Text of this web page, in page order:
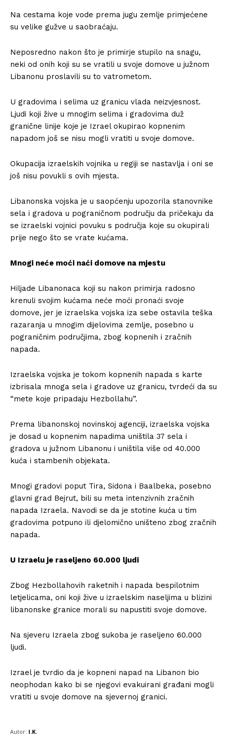
Na cestama koje vode prema jugu zemlje primjećene
su velike gužve u saobraćaju.
Neposredno nakon što je primirje stupilo na snagu,
neki od onih koji su se vratili u svoje domove u južnom
Libanonu proslavili su to vatrometom.
U gradovima i selima uz granicu vlada neizvjesnost.
Ljudi koji žive u mnogim selima i gradovima duž
granične linije koje je Izrael okupirao kopnenim
napadom još se nisu mogli vratiti u svoje domove.
Okupacija izraelskih vojnika u regiji se nastavlja i oni se
još nisu povukli s ovih mjesta.
Libanonska vojska je u saopćenju upozorila stanovnike
sela i gradova u pograničnom području da pričekaju da
se izraelski vojnici povuku s područja koje su okupirali
prije nego što se vrate kućama.
Mnogi neće moći naći domove na mjestu
Hiljade Libanonaca koji su nakon primirja radosno
krenuli svojim kućama neće moći pronaći svoje
domove, jer je izraelska vojska iza sebe ostavila teška
razaranja u mnogim dijelovima zemlje, posebno u
pograničnim područjima, zbog kopnenih i zračnih
napada.
Izraelska vojska je tokom kopnenih napada s karte
izbrisala mnoga sela i gradove uz granicu, tvrdeći da su
“mete koje pripadaju Hezbollahu”.
Prema libanonskoj novinskoj agenciji, izraelska vojska
je dosad u kopnenim napadima uništila 37 sela i
gradova u južnom Libanonu i uništila više od 40.000
kuća i stambenih objekata.
Mnogi gradovi poput Tira, Sidona i Baalbeka, posebno
glavni grad Bejrut, bili su meta intenzivnih zračnih
napada Izraela. Navodi se da je stotine kuća u tim
gradovima potpuno ili djelomično uništeno zbog zračnih
napada.
U Izraelu je raseljeno 60.000 ljudi
Zbog Hezbollahovih raketnih i napada bespilotnim
letjelicama, oni koji žive u izraelskim naseljima u blizini
libanonske granice morali su napustiti svoje domove.
Na sjeveru Izraela zbog sukoba je raseljeno 60.000
ljudi.
Izrael je tvrdio da je kopneni napad na Libanon bio
neophodan kako bi se njegovi evakuirani građani mogli
vratiti u svoje domove na sjevernoj granici.
Autor: I.K.